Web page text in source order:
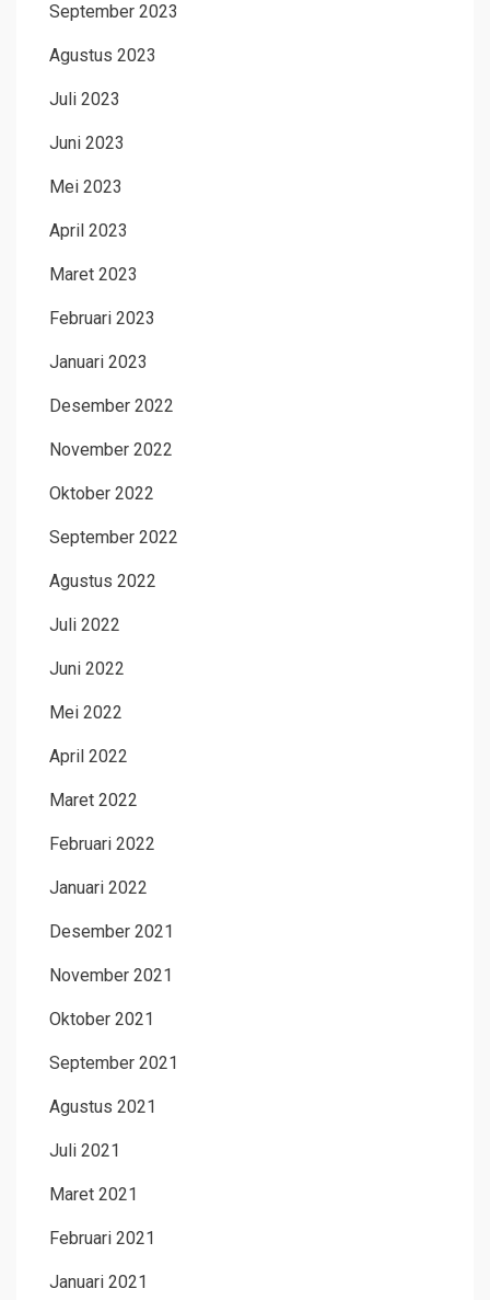
September 2023
Agustus 2023
Juli 2023
Juni 2023
Mei 2023
April 2023
Maret 2023
Februari 2023
Januari 2023
Desember 2022
November 2022
Oktober 2022
September 2022
Agustus 2022
Juli 2022
Juni 2022
Mei 2022
April 2022
Maret 2022
Februari 2022
Januari 2022
Desember 2021
November 2021
Oktober 2021
September 2021
Agustus 2021
Juli 2021
Maret 2021
Februari 2021
Januari 2021